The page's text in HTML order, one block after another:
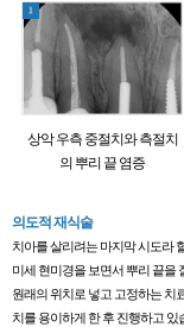
상악 우측 중절치와 측절치
의 뿌리 끝 염증
의도적 재식술
치아를 살리려는 마지막 시도라
미세 현미경을 보면서 뿌리 끝을
원래의 위치로 넣고 고정하는 치
치를 용이하게 한 후 진행하고 있